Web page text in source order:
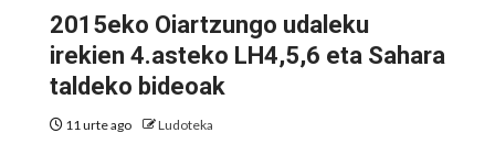
2015eko Oiartzungo udaleku
irekien 4.asteko LH4,5,6 eta Sahara
taldeko bideoak
11 urte ago Ludoteka